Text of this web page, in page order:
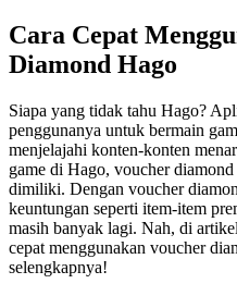
Cara Cepat
Diamond Hago
Siapa yang tidak tahu Hago?
penggunanya untuk bermain
menjelajahi konten-konten
game di Hago, voucher
dimiliki. Dengan voucher
keuntungan seperti item-item
masih banyak lagi. Nah, di
cepat menggunakan voucher
selengkapnya!